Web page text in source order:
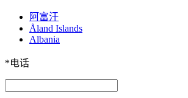
阿富汗
Åland Islands
Albania
*电话